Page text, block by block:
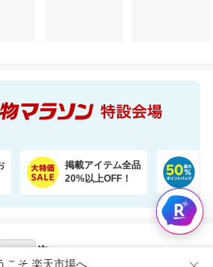
こそ 楽天市場へ
掲載アイテム全品
20%以上OFF！
倍